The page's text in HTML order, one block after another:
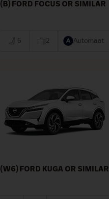
(B) FORD FOCUS OR SIMILAR
5 2 Automaat
(W6) FORD KUGA OR SIMILAR